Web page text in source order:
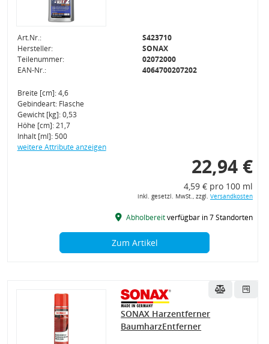
Art.Nr.:
S423710
Hersteller:
SONAX
Teilenummer:
02072000
EAN-Nr.:
4064700207202
Breite [cm]: 4,6
Gebindeart: Flasche
Gewicht [kg]: 0,53
Höhe [cm]: 21,7
Inhalt [ml]: 500
weitere Attribute anzeigen
22,94 €
4,59 € pro 100 ml
inkl. gesetzl. MwSt., zzgl. Versandkosten
Abholbereitverfügbar in 7 Standorten
Zum Artikel
SONAX Harzentferner
BaumharzEntferner